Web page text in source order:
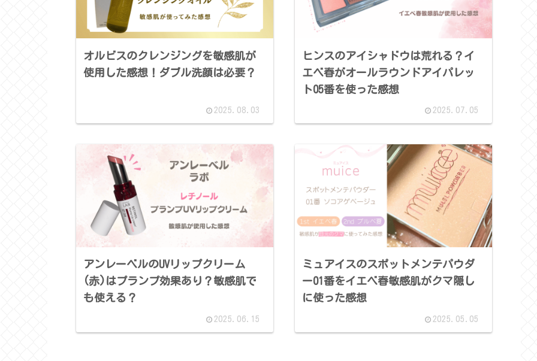
オルビスのクレンジングを敏感肌が
使用した感想！ダブル洗顔は必要？
2025.08.03
ヒンスのアイシャドウは荒れる？イ
エベ春がオールラウンドアイパレッ
ト05番を使った感想
2025.07.05
アンレーベルのUVリップクリーム
(赤)はプランプ効果あり？敏感肌で
も使える？
2025.06.15
ミュアイスのスポットメンテパウダ
ー01番をイエベ春敏感肌がクマ隠し
に使った感想
2025.05.05